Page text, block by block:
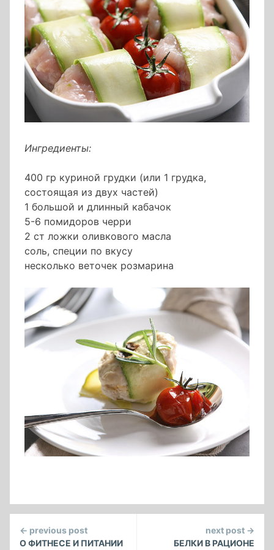
Ингредиенты:
400 гр куриной грудки (или 1 грудка,
состоящая из двух частей)
1 большой и длинный кабачок
5-6 помидоров черри
2 ст ложки оливкового масла
соль, специи по вкусу
несколько веточек розмарина
Continue
Reading
← previous post
О ФИТНЕСЕ И ПИТАНИИ
next post →
БЕЛКИ В РАЦИОНЕ